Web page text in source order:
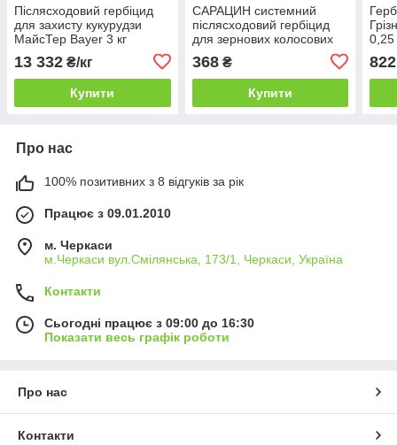
Післясходовий гербіцид
для захисту кукурудзи
МайсТер Bayer 3 кг
13 332 ₴/кг
Купити
САРАЦИН системний
післясходовий гербіцид
для зернових колосових
(Хімагромаркетинг) 0,25 кг
368₴
Купити
0,25
822
Про нас
100% позитивних з 8 відгуків за рік
Працює з 09.01.2010
м. Черкаси
м.Черкаси вул.Смілянська, 173/1, Черкаси, Україна
Контакти
Сьогодні працює з 09:00 до 16:30
Показати весь графік роботи
Про нас
Контакти